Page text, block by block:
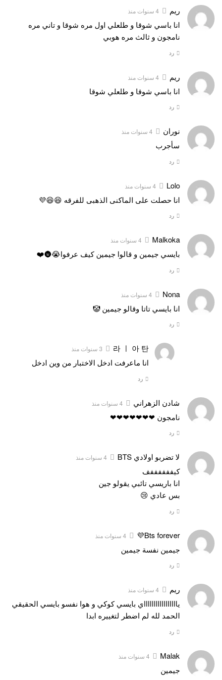
ريم 4 سنوات منذ
انا باسي شوقا و طلعلي اول مره شوقا و تاني مره
نامجون و ثالث مره هوبي
رد
ريم 4 سنوات منذ
انا باسي شوقا و طلعلي شوقا
رد
نوران 4 سنوات منذ
سأجرب
رد
Lolo 4 سنوات منذ
انا حصلت على الماكنى الذهبى للفرقه 😆😆💜
رد
Malkoka 4 سنوات منذ
بايسي جيمين و قالوا جيمين كيف عرفوا😭🌚❤️
رد
Nona 4 سنوات منذ
انا بايسي تاتا وقالو جيمين 🤡
رد
라 ㅣ 아 탄 3 سنوات منذ
انا ماعرفت ادخل الاختبار من وين ادخل
رد
شادن الزهراني 4 سنوات منذ
نامجون ❤❤❤❤❤❤❤
رد
لا تضربو اولادي BTS 4 سنوات منذ
كيففففففف
انا باريسي تائبي يقولو جين
بس عادي 😢
رد
Bts forever💜 4 سنوات منذ
جيمين نفسة جيمين
رد
ريم 4 سنوات منذ
ياااااااااااااااااي بايسي كوكي و هوا نفسو بايسي الحقيقي
الحمد لله لم اضطر لتغييره ابدا
رد
Malak 4 سنوات منذ
جيمين